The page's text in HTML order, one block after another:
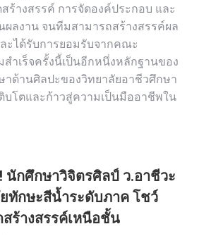
ร้างสรรค์ การจัดองค์ประกอบ และ
ผลงาน จนทีมสามารถสร้างสรรค์ผล
ะได้รับการยอมรับจากคณะ
สำเร็จครั้งนี้เป็นอีกหนึ่งหลักฐานของ
ด้านศิลปะของวิทยาลัยอาชีวศึกษา
บโตและก้าวสู่ความเป็นมืออาชีพใน
นักศึกษาวิจิตรศิลป์ ว.อาชีวะ
ทักษะสีน้ำระดับภาค โชว์
ร้างสรรค์เหนือชั้น